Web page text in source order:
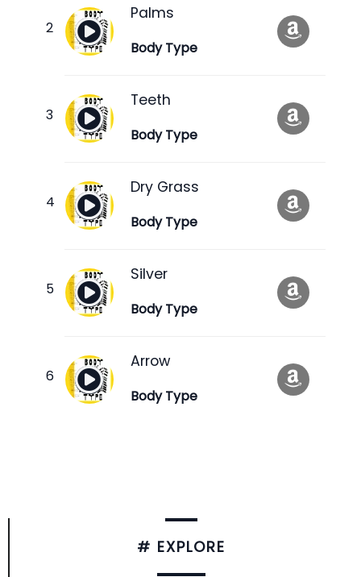
Palms
Body Type
Teeth
Body Type
Dry Grass
Body Type
Silver
Body Type
Arrow
Body Type
# EXPLORE